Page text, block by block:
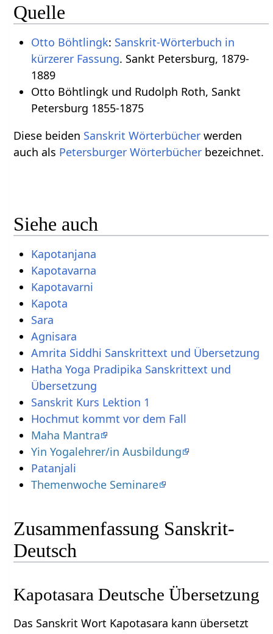
Quelle
Otto Böhtlingk: Sanskrit-Wörterbuch in
kürzerer Fassung. Sankt Petersburg, 1879-
1889
Otto Böhtlingk und Rudolph Roth, Sankt
Petersburg 1855-1875
Diese beiden Sanskrit Wörterbücher werden
auch als Petersburger Wörterbücher bezeichnet.
Siehe auch
Kapotanjana
Kapotavarna
Kapotavarni
Kapota
Sara
Agnisara
Amrita Siddhi Sanskrittext und Übersetzung
Hatha Yoga Pradipika Sanskrittext und
Übersetzung
Sanskrit Kurs Lektion 1
Hochmut kommt vor dem Fall
Maha Mantra
Yin Yogalehrer/in Ausbildung
Patanjali
Themenwoche Seminare
Zusammenfassung Sanskrit-
Deutsch
Kapotasara Deutsche Übersetzung
Das Sanskrit Wort Kapotasara kann übersetzt